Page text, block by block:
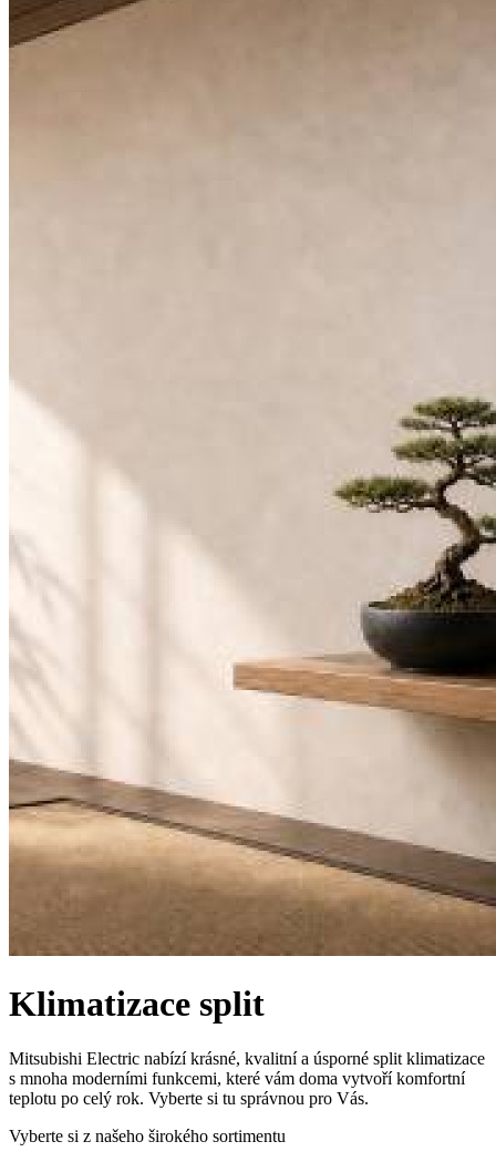
Klimatizace split
Mitsubishi Electric nabízí krásné, kvalitní a úsporné split klimatizace
s mnoha moderními funkcemi, které vám doma vytvoří komfortní
teplotu po celý rok. Vyberte si tu správnou pro Vás.
Vyberte si z našeho širokého sortimentu